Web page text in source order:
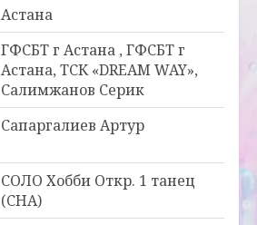
Астана
ГФСБТ г Астана , ГФСБТ г
Астана, ТСК «DREAM WAY»,
Салимжанов Серик
Сапаргалиев Артур
СОЛО Хобби Откр. 1 танец
(CHA)